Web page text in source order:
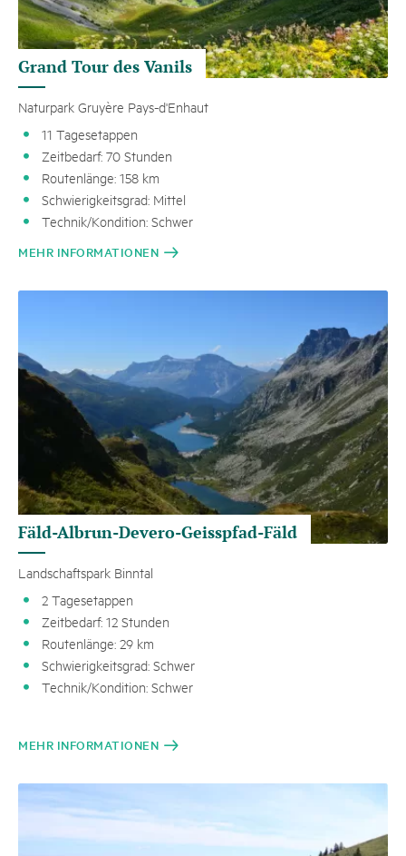
Grand Tour des Vanils
Naturpark Gruyère Pays-d'Enhaut
11 Tagesetappen
Zeitbedarf: 70 Stunden
Routenlänge: 158 km
Schwierigkeitsgrad: Mittel
Technik/Kondition: Schwer
MEHR INFORMATIONEN
Fäld-Albrun-Devero-Geisspfad-Fäld
Landschaftspark Binntal
2 Tagesetappen
Zeitbedarf: 12 Stunden
Routenlänge: 29 km
Schwierigkeitsgrad: Schwer
Technik/Kondition: Schwer
MEHR INFORMATIONEN